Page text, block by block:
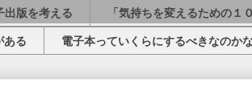
出版を考える 「気持ちを変えるための
ある 電子本っていくらにするべきなのか